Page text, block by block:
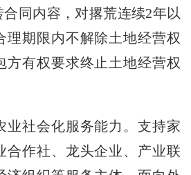
同内容，对撂荒连续2年以
理期限内不解除土地经营权
方有权要求终止土地经营权
业社会化服务能力。支持家
合作社、龙头企业、产业联